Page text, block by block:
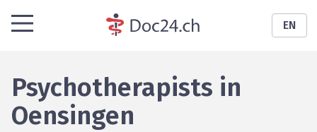
EN
Psychotherapists in
Oensingen